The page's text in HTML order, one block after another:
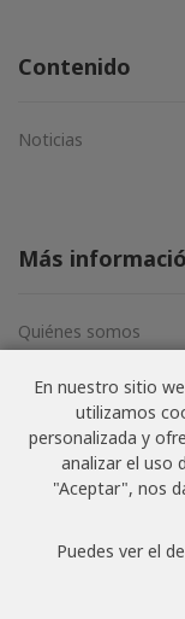
En nuestro sitio
utilizamos
personalizada y
analizar el uso
"Aceptar", nos
Puedes ver el
Contenido
Noticias
Más
Quiénes somos
Términos y
Política de privacidad
©
reservados